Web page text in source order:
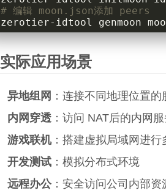
# 编辑 moon.json添加 peers
zerotier-idtool genmoon
实际应用场景
异地组网 ：连接不同地理位置
内网穿透 ：访问 NAT后的内网
游戏联机：搭建虚拟局域网进行
开发测试 ：模拟分布式环境
远程办公：安全访问公司内部资